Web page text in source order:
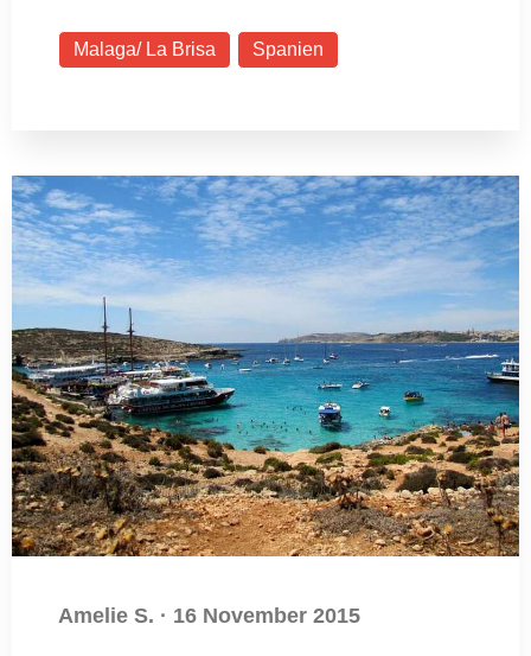
Malaga/ La Brisa Spanien
Amelie S. · 16 November 2015